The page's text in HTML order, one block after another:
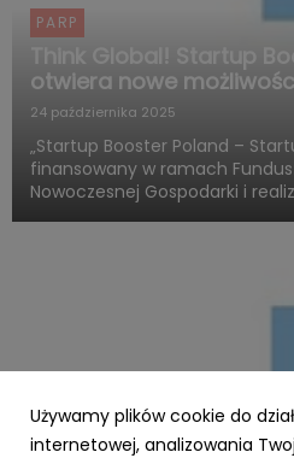
PARP
Think Global! Startup
otwiera nowe
24 października 2025
„Startup Booster Poland –
finansowany w ramach
Nowoczesnej Gospodarki i
Używamy plików cookie do
internetowej, analizowania